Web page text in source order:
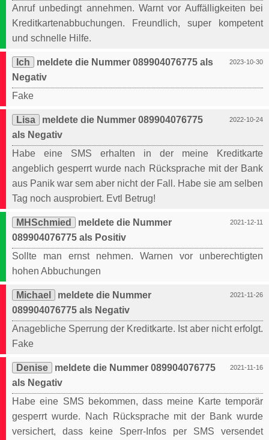
Anruf unbedingt annehmen. Warnt vor Auffälligkeiten bei
Kreditkartenabbuchungen. Freundlich, super kompetent
und schnelle Hilfe.
2023-10-30
Ich
meldete die Nummer 089904076775 als
Negativ
Fake
2022-10-24
Lisa
meldete die Nummer 089904076775
als Negativ
Habe eine SMS erhalten in der meine Kreditkarte
angeblich gesperrt wurde nach Rücksprache mit der Bank
aus Panik war sem aber nicht der Fall. Habe sie am selben
Tag noch ausprobiert. Evtl Betrug!
2021-12-11
MHSchmied
meldete die Nummer
089904076775 als Positiv
Sollte man ernst nehmen. Warnen vor unberechtigten
hohen Abbuchungen
2021-11-26
Michael
meldete die Nummer
089904076775 als Negativ
Anagebliche Sperrung der Kreditkarte. Ist aber nicht erfolgt.
Fake
2021-11-16
Denise
meldete die Nummer 089904076775
als Negativ
Habe eine SMS bekommen, dass meine Karte temporär
gesperrt wurde. Nach Rücksprache mit der Bank wurde
versichert, dass keine Sperr-Infos per SMS versendet